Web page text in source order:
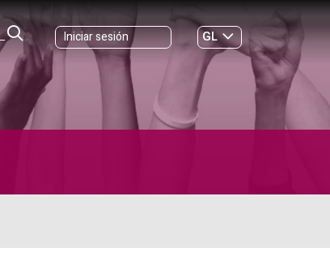
Iniciar sesión
GL
ES|